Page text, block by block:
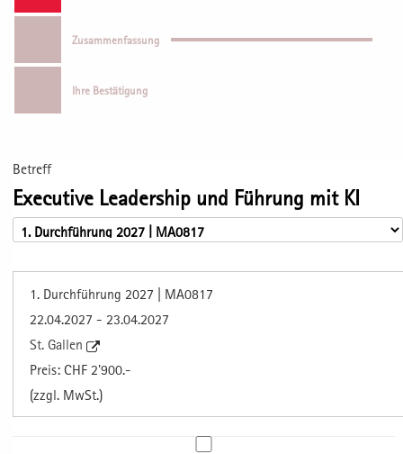
Zusammenfassung
Ihre Bestätigung
Betreff
Executive Leadership und Führung mit KI
1. Durchführung 2027 | MA0817
22.04.2027 - 23.04.2027
St. Gallen
Preis: CHF 2'900.-
(zzgl. MwSt.)